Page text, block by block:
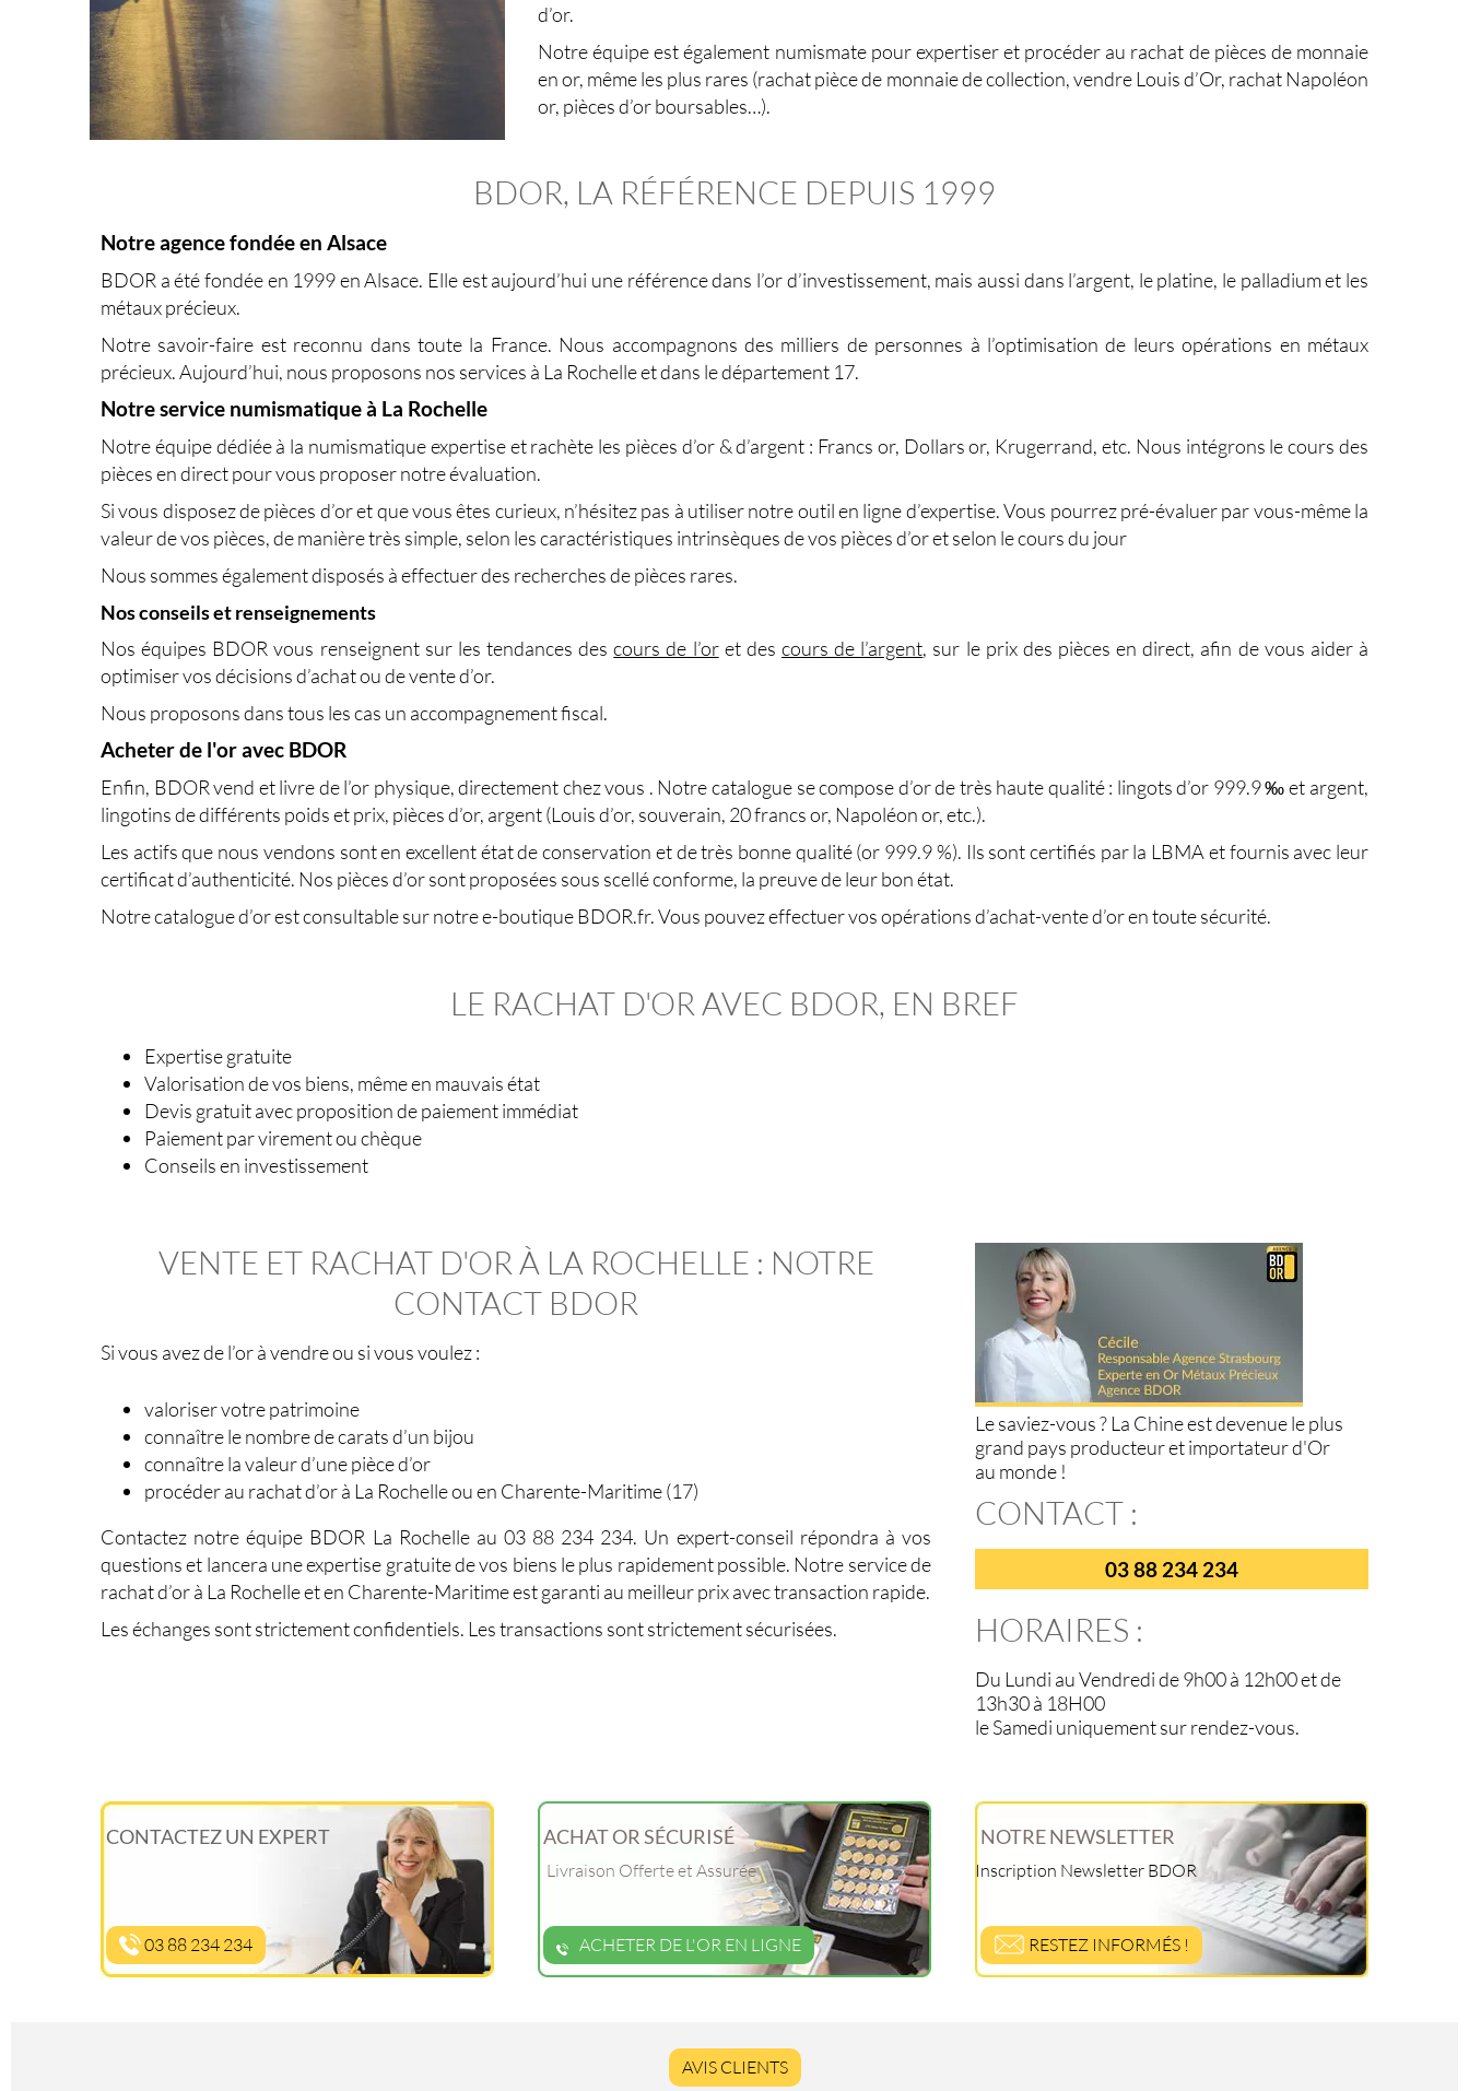
d’or.
Notre équipe est également numismate pour expertiser et procéder au rachat de pièces de monnaie
en or, même les plus rares (rachat pièce de monnaie de collection, vendre Louis d’Or, rachat Napoléon
or, pièces d’or boursables…).
BDOR, LA RÉFÉRENCE DEPUIS 1999
Notre agence fondée en Alsace
BDOR a été fondée en 1999 en Alsace. Elle est aujourd’hui une référence dans l’or d’investissement, mais aussi dans l’argent, le platine, le palladium et les
métaux précieux.
Notre savoir-faire est reconnu dans toute la France. Nous accompagnons des milliers de personnes à l’optimisation de leurs opérations en métaux
précieux. Aujourd’hui, nous proposons nos services à La Rochelle et dans le département 17.
Notre service numismatique à La Rochelle
Notre équipe dédiée à la numismatique expertise et rachète les pièces d’or & d’argent : Francs or, Dollars or, Krugerrand, etc. Nous intégrons le cours des
pièces en direct pour vous proposer notre évaluation.
Si vous disposez de pièces d’or et que vous êtes curieux, n’hésitez pas à utiliser notre outil en ligne d’expertise. Vous pourrez pré-évaluer par vous-même la
valeur de vos pièces, de manière très simple, selon les caractéristiques intrinsèques de vos pièces d’or et selon le cours du jour
Nous sommes également disposés à effectuer des recherches de pièces rares.
Nos conseils et renseignements
Nos équipes BDOR vous renseignent sur les tendances descours de l’oret descours de l’argent, sur le prix des pièces en direct, afin de vous aider à
optimiser vos décisions d’achat ou de vente d’or.
Nous proposons dans tous les cas un accompagnement fiscal.
Acheter de l'or avec BDOR
Enfin, BDOR vend et livre de l’or physique, directement chez vous . Notre catalogue se compose d’or de très haute qualité : lingots d’or 999.9 ‰ et argent,
lingotins de différents poids et prix, pièces d’or, argent (Louis d’or, souverain, 20 francs or, Napoléon or, etc.).
Les actifs que nous vendons sont en excellent état de conservation et de très bonne qualité (or 999.9 %). Ils sont certifiés par la LBMA et fournis avec leur
certificat d’authenticité. Nos pièces d’or sont proposées sous scellé conforme, la preuve de leur bon état.
Notre catalogue d’or est consultable sur notre e-boutique BDOR.fr. Vous pouvez effectuer vos opérations d’achat-vente d’or en toute sécurité.
LE RACHAT D'OR AVEC BDOR, EN BREF
Expertise gratuite
Valorisation de vos biens, même en mauvais état
Devis gratuit avec proposition de paiement immédiat
Paiement par virement ou chèque
Conseils en investissement
VENTE ET RACHAT D'OR À LA ROCHELLE : NOTRE
CONTACT BDOR
Si vous avez de l’or à vendreou si vous voulez :
valoriser votre patrimoine
connaître le nombre de carats d’un bijou
connaître la valeur d’une pièce d’or
procéder au rachat d’or à La Rochelle ou en Charente-Maritime (17)
Contactez notre équipe BDOR La Rochelle au 03 88 234 234. Un expert-conseil répondra à vos
questions et lancera une expertise gratuite de vos biens le plus rapidement possible. Notre service de
rachat d’or à La Rochelleet en Charente-Maritimeest garanti au meilleur prix avec transaction rapide.
Les échanges sont strictement confidentiels. Les transactions sont strictement sécurisées.
Le saviez-vous ? La Chine est devenue le plus
grand pays producteur et importateur d'Or
au monde !
CONTACT :
03 88 234 234
HORAIRES :
Du Lundi au Vendredi de 9h00 à 12h00 et de
13h30 à 18H00
le Samedi uniquement sur rendez-vous.
CONTACTEZ UN EXPERT
03 88 234 234
ACHAT OR SÉCURISÉ
Livraison Offerte et Assurée
ACHETER DE L'OR EN LIGNE
NOTRE NEWSLETTER
Inscription Newsletter BDOR
RESTEZ INFORMÉS !
AVIS CLIENTS